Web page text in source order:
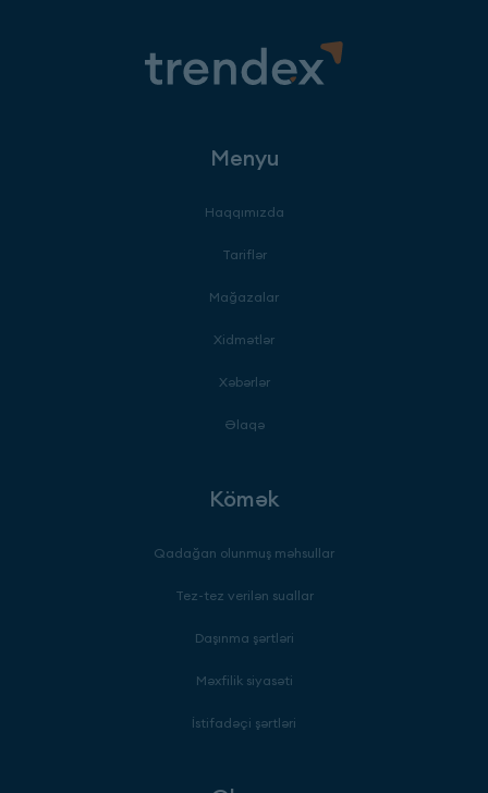
Menyu
Haqqımızda
Tariflər
Mağazalar
Xidmətlər
Xəbərlər
Əlaqə
Kömək
Qadağan olunmuş məhsullar
Tez-tez verilən suallar
Daşınma şərtləri
Məxfilik siyasəti
İstifadəçi şərtləri